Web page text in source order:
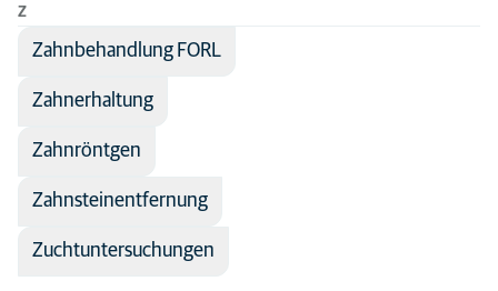
Z
Zahnbehandlung FORL
Zahnerhaltung
Zahnröntgen
Zahnsteinentfernung
Zuchtuntersuchungen